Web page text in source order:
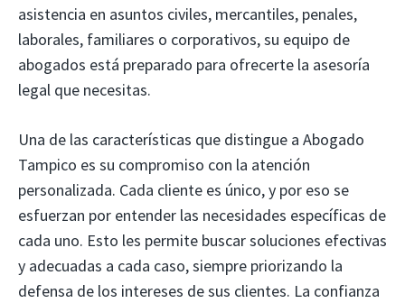
asistencia en asuntos civiles, mercantiles, penales,
laborales, familiares o corporativos, su equipo de
abogados está preparado para ofrecerte la asesoría
legal que necesitas.
Una de las características que distingue a Abogado
Tampico es su compromiso con la atención
personalizada. Cada cliente es único, y por eso se
esfuerzan por entender las necesidades específicas de
cada uno. Esto les permite buscar soluciones efectivas
y adecuadas a cada caso, siempre priorizando la
defensa de los intereses de sus clientes. La confianza